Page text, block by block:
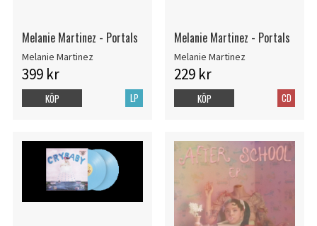
Melanie Martinez - Portals
Melanie Martinez
399 kr
LP
KÖP
Melanie Martinez - Portals
Melanie Martinez
229 kr
CD
KÖP